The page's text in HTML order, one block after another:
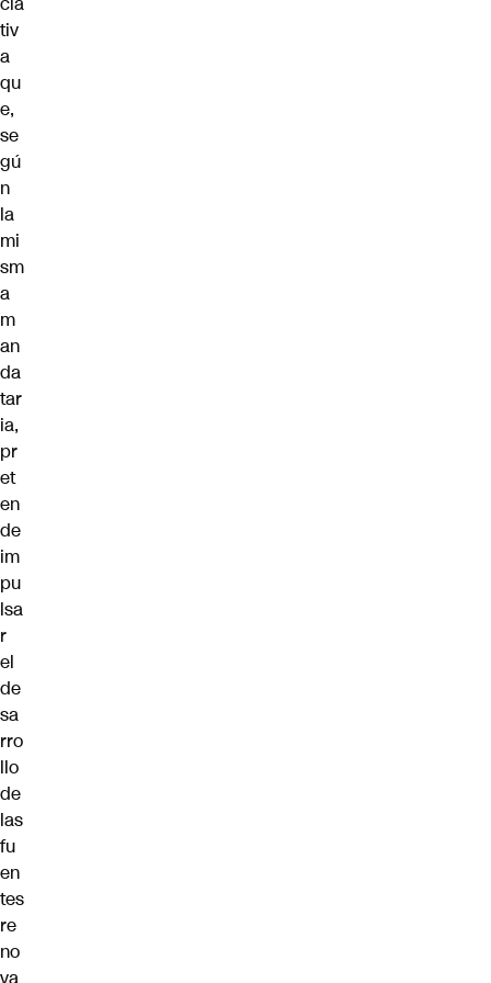
tiv
a
qu
e,
se
gú
n
la
mi
sm
a
m
an
da
tar
ia,
pr
et
en
de
im
pu
lsa
r
el
de
sa
rro
llo
de
las
fu
en
tes
re
no
va